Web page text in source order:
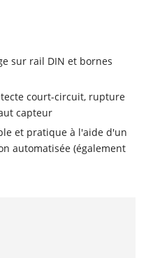
sur rail DIN et bornes
court-circuit, rupture
capteur
et pratique à l'aide d'un
automatisée (également